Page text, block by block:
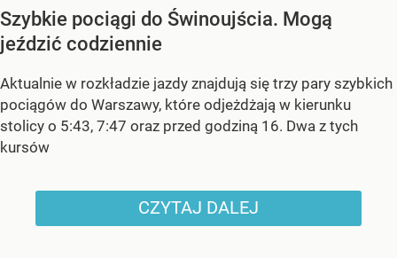
Szybkie pociągi do Świnoujścia. Mogą
jeździć codziennie
Aktualnie w rozkładzie jazdy znajdują się trzy pary szybkich
pociągów do Warszawy, które odjeżdżają w kierunku
stolicy o 5:43, 7:47 oraz przed godziną 16. Dwa z tych
kursów
CZYTAJ DALEJ